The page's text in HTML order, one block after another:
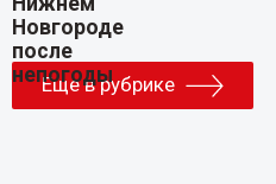
Еще в рубрике